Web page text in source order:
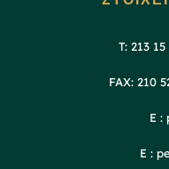
T: 213
FAX: 210
E :
E :